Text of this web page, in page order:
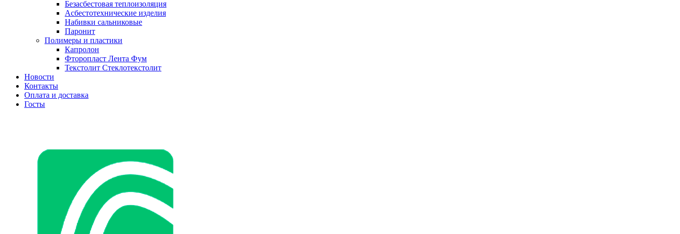
Безасбестовая теплоизоляция
Асбестотехнические изделия
Набивки сальниковые
Паронит
Полимеры и пластики
Капролон
Фторопласт Лента Фум
Текстолит Стеклотекстолит
Новости
Контакты
Оплата и доставка
Госты